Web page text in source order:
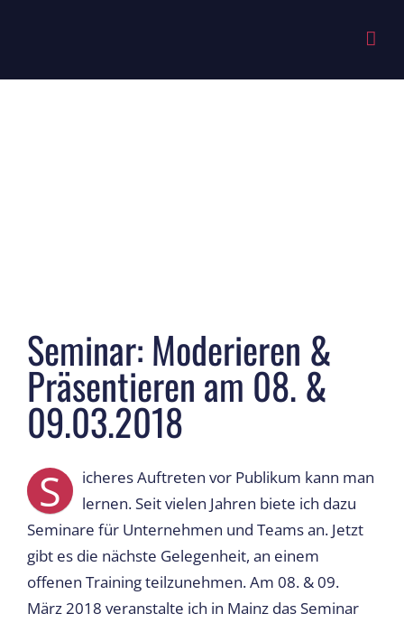
Seminar: Moderieren &
Präsentieren am 08. &
09.03.2018
S
icheres Auftreten vor Publikum kann man
lernen. Seit vielen Jahren biete ich dazu
Seminare für Unternehmen und Teams an. Jetzt
gibt es die nächste Gelegenheit, an einem
offenen Training teilzunehmen. Am 08. & 09.
März 2018 veranstalte ich in Mainz das Seminar